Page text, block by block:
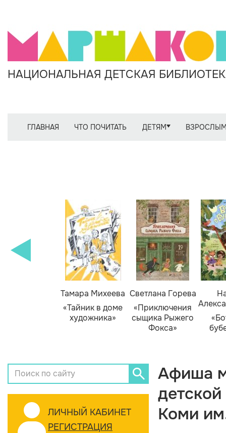
НАЦИОНАЛЬНАЯ ДЕТСКАЯ
ГЛАВНАЯ ЧТО ПОЧИТАТЬ ДЕТЯМ
Тамара Михеева
«Тайник в доме
художника»
Светлана Горева
«Приключения
сыщика Рыжего
Фокса»
ЛИЧНЫЙ КАБИНЕТ
РЕГИСТРАЦИЯ
Афиша
Коми